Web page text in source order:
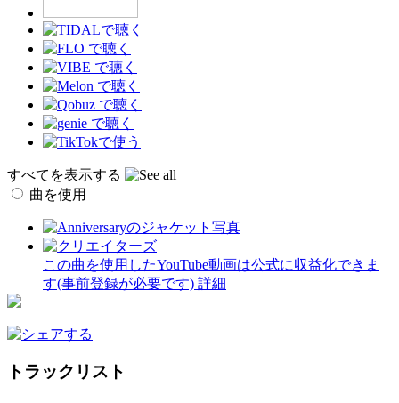
すべてを表示する
曲を使用
この曲を使用したYouTube動画は公式に収益化できま
す(事前登録が必要です) 詳細
トラックリスト